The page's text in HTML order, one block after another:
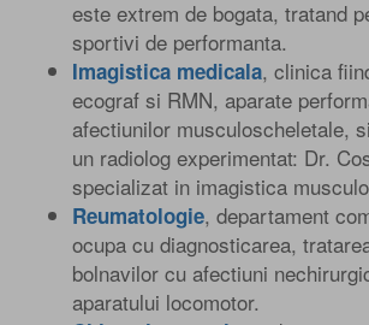
este extrem de bogata, tratand
sportivi de performanta.
Imagistica medicala, clinica
ecograf si RMN, aparate
afectiunilor musculoscheletale,
un radiolog experimentat: Dr.
specializat in imagistica
Reumatologie, departament
ocupa cu diagnosticarea,
bolnavilor cu afectiuni
aparatului locomotor.